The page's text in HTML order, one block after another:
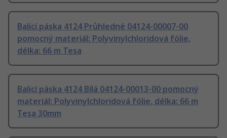
Balicí páska 4124 Průhledné 04124-00007-00
pomocný materiál: Polyvinylchloridová fólie,
délka: 66 m Tesa
Balicí páska 4124 Bílá 04124-00013-00 pomocný
materiál: Polyvinylchloridová fólie, délka: 66 m
Tesa 30mm